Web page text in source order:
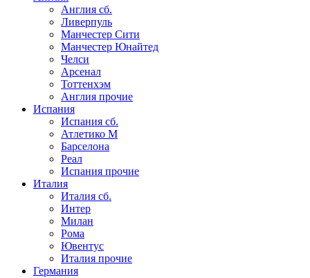
Англия сб.
Ливерпуль
Манчестер Сити
Манчестер Юнайтед
Челси
Арсенал
Тоттенхэм
Англия прочие
Испания
Испания сб.
Атлетико М
Барселона
Реал
Испания прочие
Италия
Италия сб.
Интер
Милан
Рома
Ювентус
Италия прочие
Германия